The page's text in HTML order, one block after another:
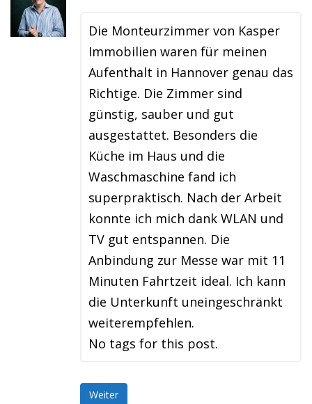
Die Monteurzimmer von Kasper
Immobilien waren für meinen
Aufenthalt in Hannover genau das
Richtige. Die Zimmer sind
günstig, sauber und gut
ausgestattet. Besonders die
Küche im Haus und die
Waschmaschine fand ich
superpraktisch. Nach der Arbeit
konnte ich mich dank WLAN und
TV gut entspannen. Die
Anbindung zur Messe war mit 11
Minuten Fahrtzeit ideal. Ich kann
die Unterkunft uneingeschränkt
weiterempfehlen.
No tags for this post.
Weiter